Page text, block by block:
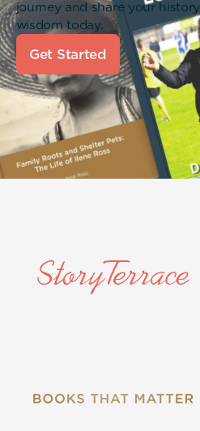
journey and share your
wisdom today.
Get Started